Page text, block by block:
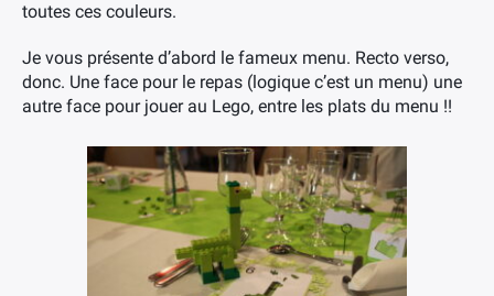
toutes ces couleurs.
Je vous présente d’abord le fameux menu. Recto verso,
donc. Une face pour le repas (logique c’est un menu) une
autre face pour jouer au Lego, entre les plats du menu !!